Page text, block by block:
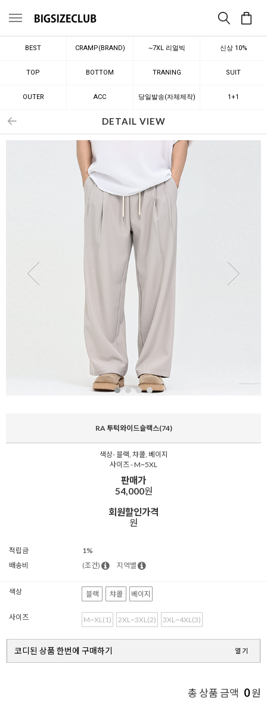
메뉴
BEST CRAMP(BRAND) ~7XL 리얼빅 신상 10%
TOP BOTTOM TRANING SUIT
OUTER ACC 당일발송(자체제작) 1+1
DETAIL VIEW
RA 투턱와이드슬랙스(74)
색상- 블랙, 챠콜, 베이지
사이즈 - M~5XL
판매가
54,000원
회원할인가격
원
적립금
1%
배송비
(조건) 지역별
색상 블랙 챠콜 베이지
사이즈 M~XL(1) 2XL~3XL(2) 3XL~4XL(3)
코디된 상품 한번에 구매하기 열기
총 상품 금액 0원